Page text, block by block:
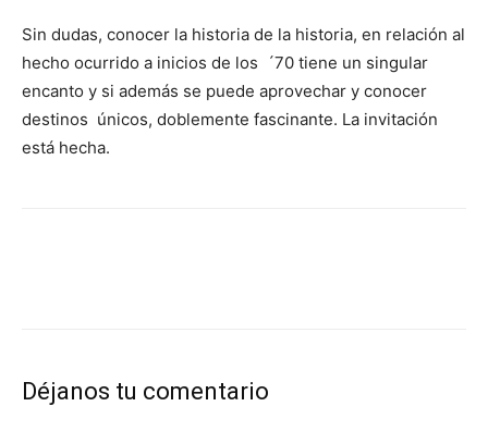
Sin dudas, conocer la historia de la historia, en relación al
hecho ocurrido a inicios de los ´70 tiene un singular
encanto y si además se puede aprovechar y conocer
destinos únicos, doblemente fascinante. La invitación
está hecha.
Déjanos tu comentario